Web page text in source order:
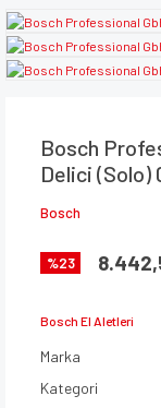
Bosch
Delici (Solo)
Bosch
%23
Bosch El Aletleri
Marka
Kategori